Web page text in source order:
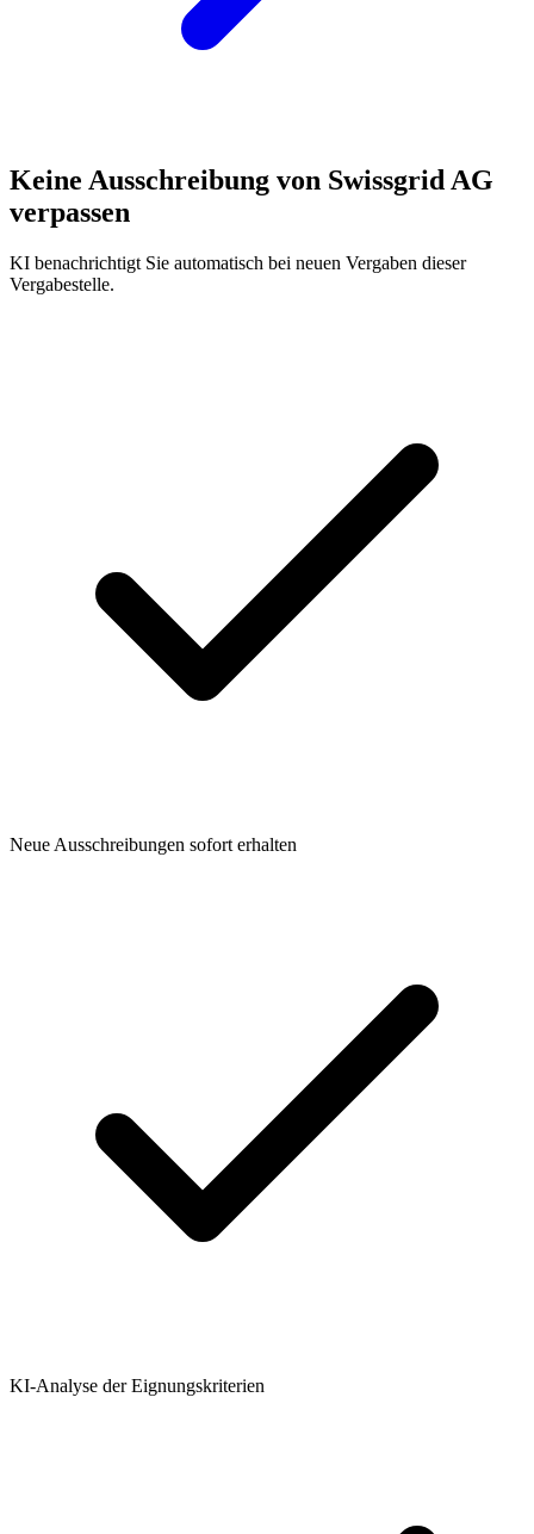
Keine Ausschreibung von Swissgrid AG
verpassen
KI benachrichtigt Sie automatisch bei neuen Vergaben dieser
Vergabestelle.
Neue Ausschreibungen sofort erhalten
KI-Analyse der Eignungskriterien